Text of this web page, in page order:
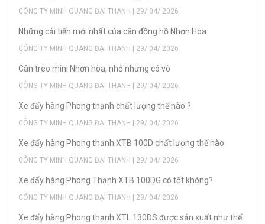
CÔNG TY MINH QUANG ĐẠI THANH | 29/ 04/ 2026
Những cải tiến mới nhất của cân đồng hồ Nhơn Hòa
CÔNG TY MINH QUANG ĐẠI THANH | 29/ 04/ 2026
Cân treo mini Nhơn hòa, nhỏ nhưng có võ
CÔNG TY MINH QUANG ĐẠI THANH | 29/ 04/ 2026
Xe đẩy hàng Phong thạnh chất lượng thế nào ?
CÔNG TY MINH QUANG ĐẠI THANH | 29/ 04/ 2026
Xe đẩy hàng Phong thạnh XTB 100D chất lượng thế nào
CÔNG TY MINH QUANG ĐẠI THANH | 29/ 04/ 2026
Xe đẩy hàng Phong Thạnh XTB 100DG có tốt không?
CÔNG TY MINH QUANG ĐẠI THANH | 29/ 04/ 2026
Xe đẩy hàng Phong thạnh XTL 130DS được sản xuất như thế